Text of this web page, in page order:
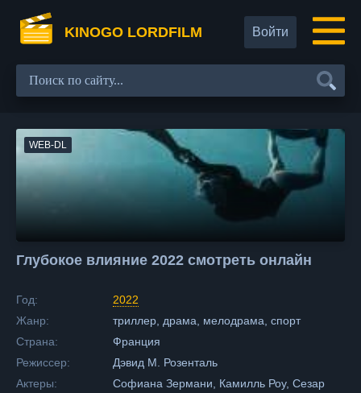
KINOGO LORDFILM Войти
WEB-DL
Глубокое влияние 2022 смотреть онлайн
Год:
2022
Жанр:
триллер, драма, мелодрама, спорт
Страна:
Франция
Режиссер:
Дэвид М. Розенталь
Актеры:
Софиана Зермани, Камилль Роу, Сезар